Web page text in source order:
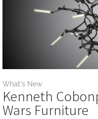
What's New
Kenneth
Wars Furniture